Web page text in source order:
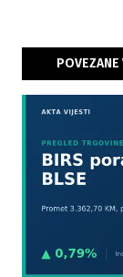
POVEZANE